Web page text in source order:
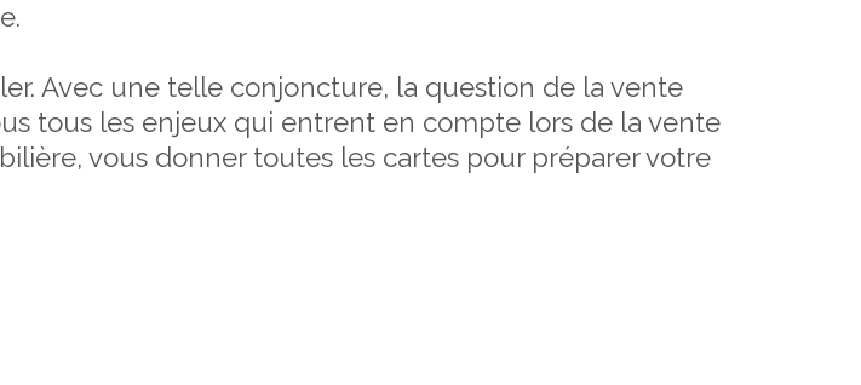
Avec une telle conjoncture, la question de la vente
tous les enjeux qui entrent en compte lors de la vente
vous donner toutes les cartes pour préparer votre